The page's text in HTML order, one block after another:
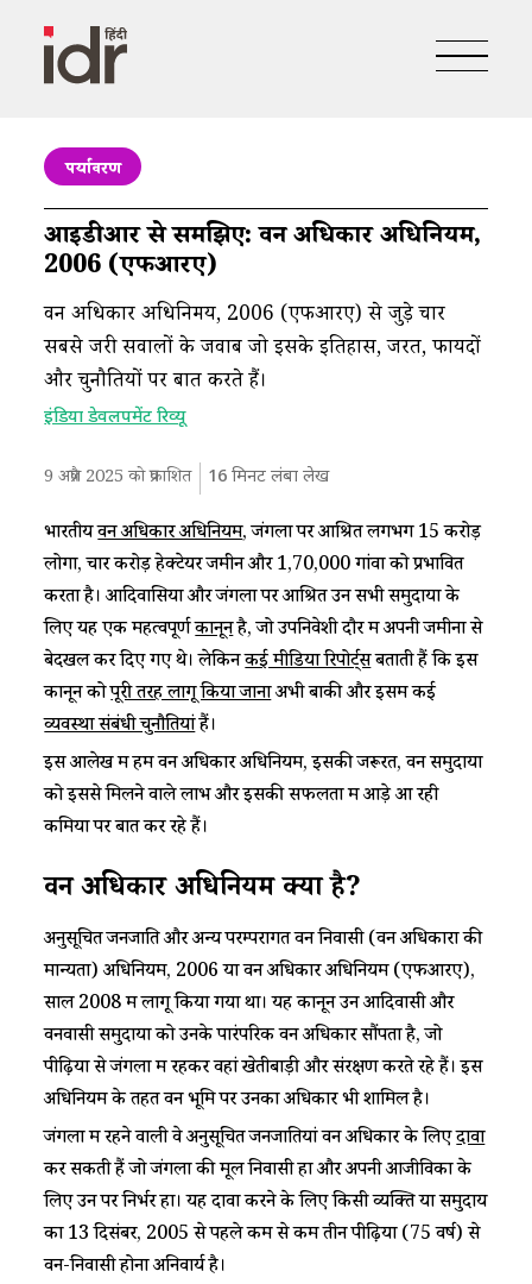
पर्यावरण
आईडीआर से समझिए: वन अधिकार अधिनियम,
2006 (एफआरए)
वन अधिकार अधिनिमय, 2006 (एफआरए) से जुड़े चार
सबसे जरूरी सवालों के जवाब जो इसके इतिहास, जरूरत, फायदों
और चुनौतियों पर बात करते हैं।
इंडिया डेवलपमेंट रिव्यू
9 अप्रैल 2025 को प्रकाशित 16मिनट लंबा लेख
भारतीयवन अधिकार अधिनियम, जंगलों पर आश्रित लगभग 15 करोड़
लोगों, चार करोड़ हेक्टेयर जमीन और 1,70,000 गांवों को प्रभावित
करता है। आदिवासियों और जंगलों पर आश्रित उन सभी समुदायों के
लिए यह एक महत्वपूर्णकानूनहै, जो उपनिवेशी दौर में अपनी जमीनों से
बेदखल कर दिए गए थे। लेकिनकई मीडिया रिपोर्ट्सबताती हैं कि इस
कानून कोपूरी तरह लागू किया जानाअभी बाकी और इसमें कई
व्यवस्था संबंधी चुनौतियांहैं।
इस आलेख में हम वन अधिकार अधिनियम, इसकी जरूरत, वन समुदायों
को इससे मिलने वाले लाभ और इसकी सफलता में आड़े आ रही
कमियों पर बात कर रहे हैं।
वन अधिकारअधिनियमक्या है?
अनुसूचित जनजाति और अन्य परम्परागत वन निवासी (वन अधिकारों की
मान्यता) अधिनियम, 2006 या वन अधिकार अधिनियम (एफआरए),
साल 2008 में लागू किया गया था। यह कानून उन आदिवासी और
वनवासी समुदायों को उनके पारंपरिक वन अधिकार सौंपता है, जो
पीढ़ियों से जंगलों में रहकर वहां खेतीबाड़ी और संरक्षण करते रहे हैं। इस
अधिनियम के तहत वन भूमि पर उनका अधिकार भी शामिल है।
जंगलों में रहने वाली वे अनुसूचित जनजातियां वन अधिकार के लिएदावा
कर सकती हैं जो जंगलों की मूल निवासी हों और अपनी आजीविका के
लिए उन पर निर्भर हों। यह दावा करने के लिए किसी व्यक्ति या समुदाय
का 13 दिसंबर, 2005 से पहले कम से कम तीन पीढ़ियों (75 वर्ष) से
वन-निवासी होना अनिवार्य है।